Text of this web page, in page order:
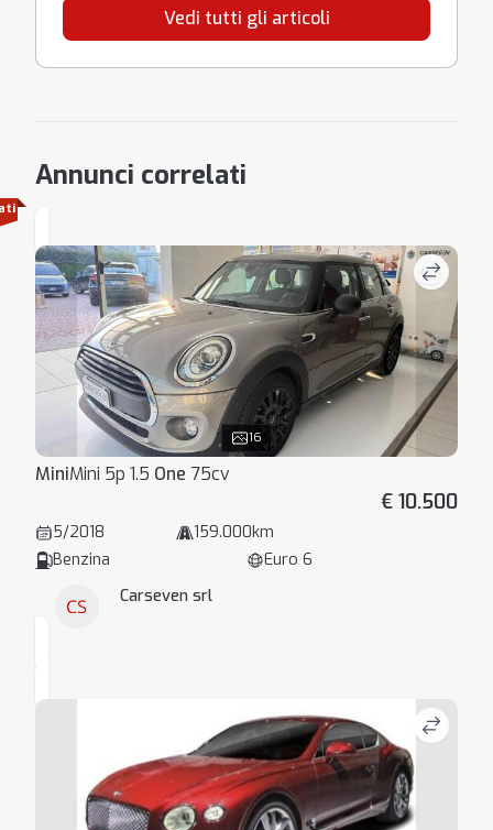
Vedi tutti gli articoli
Annunci correlati
16
MiniMini 5p 1.5 One 75cv
€ 10.500
5/2018
159.000km
Benzina
Euro 6
Carseven srl